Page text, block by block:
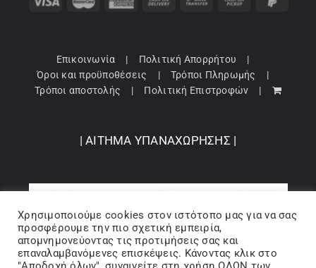
Επικοινωνία
Πολιτική Απορρήτου
Όροι και προϋποθέσεις
Τρόποι Πληρωμής
Τρόποι αποστολής
Πολιτική Επιστροφών
| ΑΙΤΗΜΑ ΥΠΑΝΑΧΩΡΗΣΗΣ |
Χρησιμοποιούμε cookies στον ιστότοπo μας για να σας
προσφέρουμε την πιο σχετική εμπειρία,
απομνημονεύοντας τις προτιμήσεις σας και
επαναλαμβανόμενες επισκέψεις. Κάνοντας κλικ στο